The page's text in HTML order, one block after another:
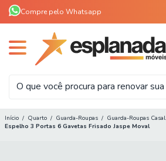
Compre pelo Whatsapp
Início / Quarto / Guarda-Roupas / Guarda-Roupas Casal
Espelho 3 Portas 6 Gavetas Frisado Jaspe Moval